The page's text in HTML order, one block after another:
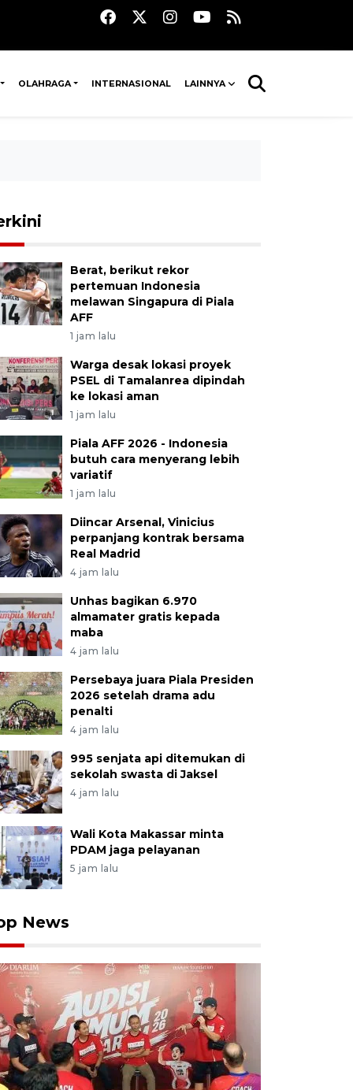
OLAHRAGA INTERNASIONAL LAINNYA
Berat, berikut rekor
pertemuan Indonesia
melawan Singapura di Piala
AFF
1 jam lalu
Warga desak lokasi proyek
PSEL di Tamalanrea dipindah
ke lokasi aman
1 jam lalu
Piala AFF 2026 - Indonesia
butuh cara menyerang lebih
variatif
1 jam lalu
Diincar Arsenal, Vinicius
perpanjang kontrak bersama
Real Madrid
4 jam lalu
Unhas bagikan 6.970
almamater gratis kepada
maba
4 jam lalu
Persebaya juara Piala Presiden
2026 setelah drama adu
penalti
4 jam lalu
995 senjata api ditemukan di
sekolah swasta di Jaksel
4 jam lalu
Wali Kota Makassar minta
PDAM jaga pelayanan
5 jam lalu
News